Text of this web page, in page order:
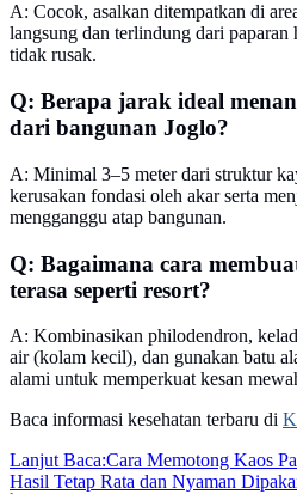
A: Cocok, asalkan ditempatkan di
langsung dan terlindung dari paparan
tidak rusak.
Q: Berapa jarak ideal
dari bangunan Joglo?
A: Minimal 3–5 meter dari struktur
kerusakan fondasi oleh akar serta
mengganggu atap bangunan.
Q: Bagaimana cara
terasa seperti resort?
A: Kombinasikan philodendron,
air (kolam kecil), dan gunakan batu
alami untuk memperkuat kesan
Baca informasi kesehatan terbaru di
Lanjut Baca:Cara Memotong Kaos
Hasil Tetap Rata dan Nyaman